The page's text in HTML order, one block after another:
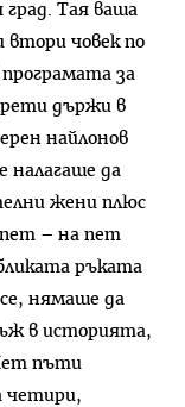
Тая ваша
човек по
за
държи в
найлонов
налагаше да
жени плюс
– на пет
ръката
нямаше да
в историята,
пъти
четири,